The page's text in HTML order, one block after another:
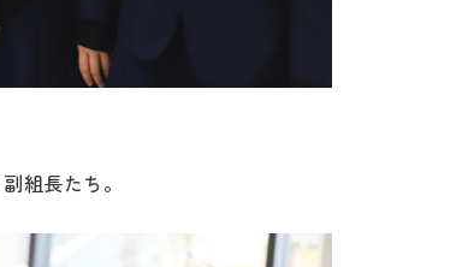
組長たち。